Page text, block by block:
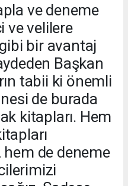
ve deneme
ve velilere
bir avantaj
Başkan
tabii ki önemli
de burada
kitapları. Hem
hem de deneme